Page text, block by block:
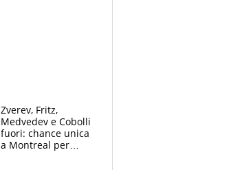
Zverev, Fritz,
Medvedev e Cobolli
fuori: chance unica
a Montreal per